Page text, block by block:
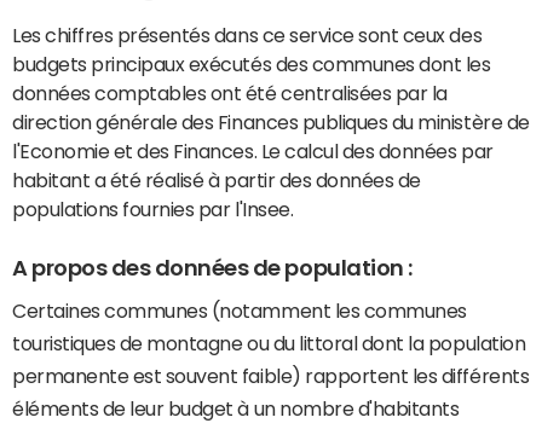
Les chiffres présentés dans ce service sont ceux des
budgets principaux exécutés des communes dont les
données comptables ont été centralisées par la
direction générale des Finances publiques du ministère de
l'Economie et des Finances. Le calcul des données par
habitant a été réalisé à partir des données de
populations fournies par l'Insee.
A propos des données de population :
Certaines communes (notamment les communes
touristiques de montagne ou du littoral dont la population
permanente est souvent faible) rapportent les différents
éléments de leur budget à un nombre d'habitants